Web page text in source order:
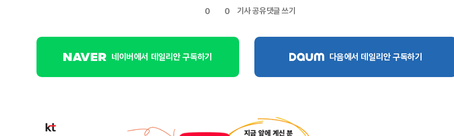
0 0 기사 공유댓글 쓰기
네이버에서 데일리안 구독하기 다음에서 데일리안 구독하기